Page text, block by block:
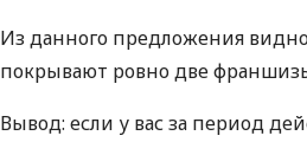
Из данного предложения
покрывают ровно две
Вывод: если у вас за период